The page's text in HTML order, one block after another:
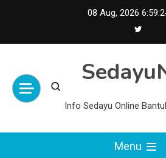
08 Aug, 2026
Info Sedayu Online
Menu